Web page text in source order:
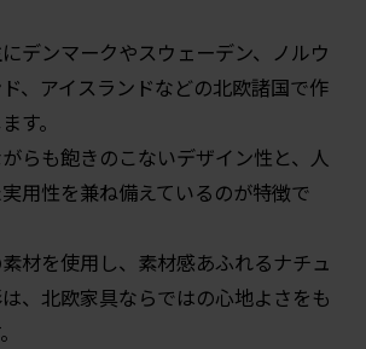
デンマークやスウェーデン、ノルウ
、アイスランドなどの北欧諸国で作
す。
らも飽きのこないデザイン性と、人
用性を兼ね備えているのが特徴で
材を使用し、素材感あふれるナチュ
、北欧家具ならではの心地よさをも